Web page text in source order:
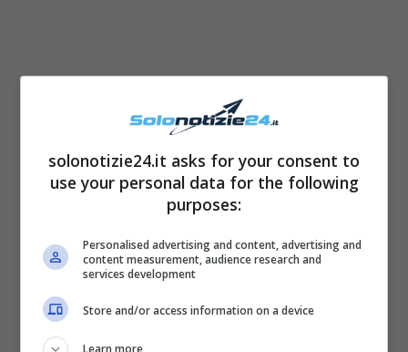
solonotizie24.it asks for your consent to
use your personal data for the following
purposes:
Personalised advertising and content, advertising and
content measurement, audience research and
services development
Store and/or access information on a device
Learn more